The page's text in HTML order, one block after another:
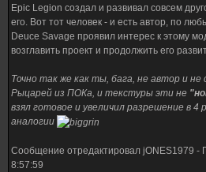
Epic Legion создал и развивал совсем
его. Вот тот человек - и есть автор, по
Deuce Savage проявил интерес к этому
возглавить проект и продолжить его
Точно так же как ты, бага, не автор и
Рыцарей из ПОКа, и текстуры эти не
взял готовое и увеличил разрешение в 4
аналогии
Сообщение отредактировал jONES1979 -
8:57:59